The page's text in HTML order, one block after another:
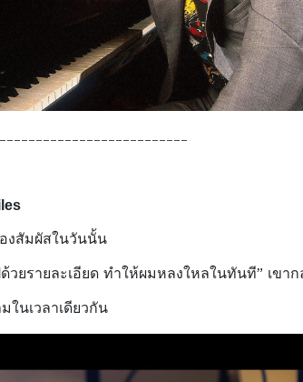
สัมผัสในวันนั้น
ยรายละเอียด ทำให้ผมหลงใหลในทันที” เขาก
ในเวลาเดียวกัน